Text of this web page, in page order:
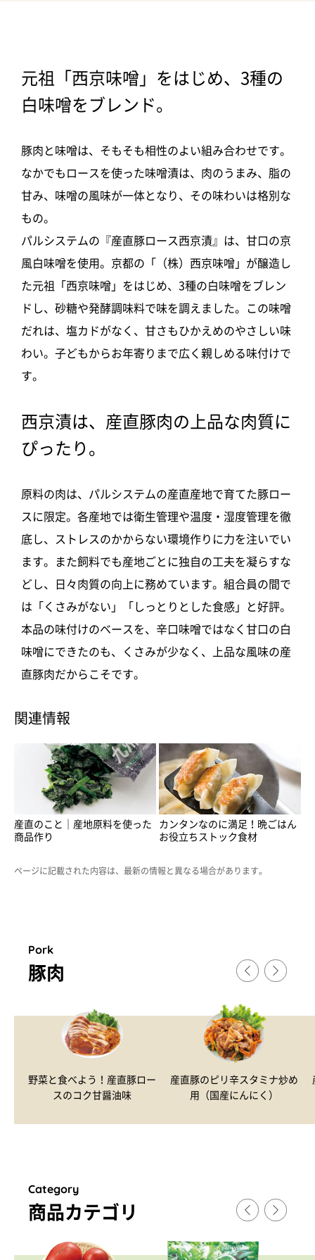
元祖「西京味噌」をはじめ、3種の
白味噌をブレンド。
豚肉と味噌は、そもそも相性のよい組み合わせです。
なかでもロースを使った味噌漬は、肉のうまみ、脂の
甘み、味噌の風味が一体となり、その味わいは格別な
もの。
パルシステムの『産直豚ロース西京漬』は、甘口の京
風白味噌を使用。京都の「（株）西京味噌」が醸造し
た元祖「西京味噌」をはじめ、3種の白味噌をブレン
ドし、砂糖や発酵調味料で味を調えました。この味噌
だれは、塩カドがなく、甘さもひかえめのやさしい味
わい。子どもからお年寄りまで広く親しめる味付けで
す。
西京漬は、産直豚肉の上品な肉質に
ぴったり。
原料の肉は、パルシステムの産直産地で育てた豚ロー
スに限定。各産地では衛生管理や温度・湿度管理を徹
底し、ストレスのかからない環境作りに力を注いでい
ます。また飼料でも産地ごとに独自の工夫を凝らすな
どし、日々肉質の向上に務めています。組合員の間で
は「くさみがない」「しっとりとした食感」と好評。
本品の味付けのベースを、辛口味噌ではなく甘口の白
味噌にできたのも、くさみが少なく、上品な風味の産
直豚肉だからこそです。
関連情報
産直のこと｜産地原料を使った
商品作り
カンタンなのに満足！晩ごはん
お役立ちストック食材
ページに記載された内容は、最新の情報と異なる場合があります。
Pork
豚肉
野菜と食べよう！産直豚ロー
スのコク甘醤油味
産直豚のピリ辛スタミナ炒め
用（国産にんにく）
Category
商品カテゴリ